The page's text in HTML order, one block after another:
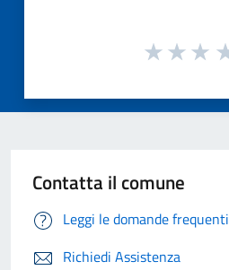
Contatta il comune
Leggi le domande frequenti
Richiedi Assistenza